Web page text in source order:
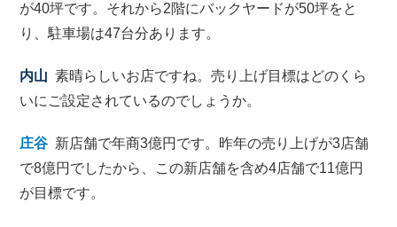
が40坪です。それから2階にバックヤードが50坪をと
り、駐車場は47台分あります。
内山 素晴らしいお店ですね。売り上げ目標はどのくら
いにご設定されているのでしょうか。
庄谷 新店舗で年商3億円です。昨年の売り上げが3店舗
で8億円でしたから、この新店舗を含め4店舗で11億円
が目標です。